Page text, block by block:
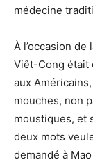
médecine
À l’occasion de
Viêt-Cong était
aux
mouches, non
moustiques, et
deux mots
demandé à